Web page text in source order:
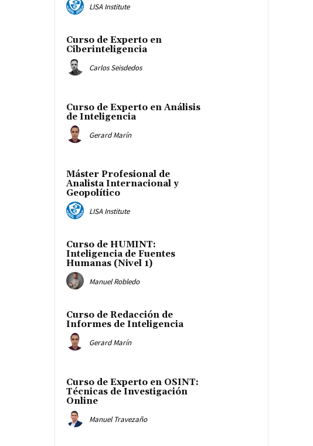
LISA Institute
Curso de Experto en
Ciberinteligencia
Carlos Seisdedos
Curso de Experto en Análisis
de Inteligencia
Gerard Marín
Máster Profesional de
Analista Internacional y
Geopolítico
LISA Institute
Curso de HUMINT:
Inteligencia de Fuentes
Humanas (Nivel 1)
Manuel Robledo
Curso de Redacción de
Informes de Inteligencia
Gerard Marín
Curso de Experto en OSINT:
Técnicas de Investigación
Online
Manuel Travezaño